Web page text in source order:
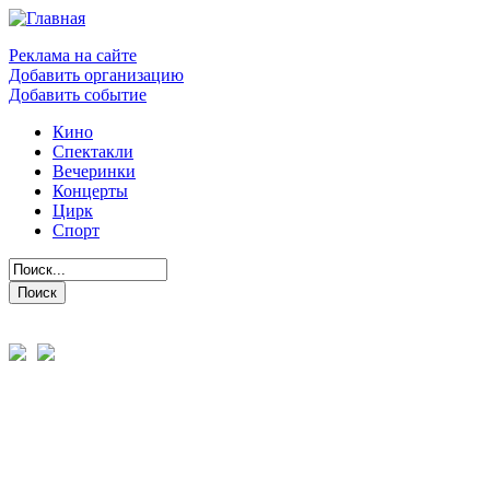
Реклама на сайте
Добавить организацию
Добавить событие
Кино
Спектакли
Вечеринки
Концерты
Цирк
Спорт